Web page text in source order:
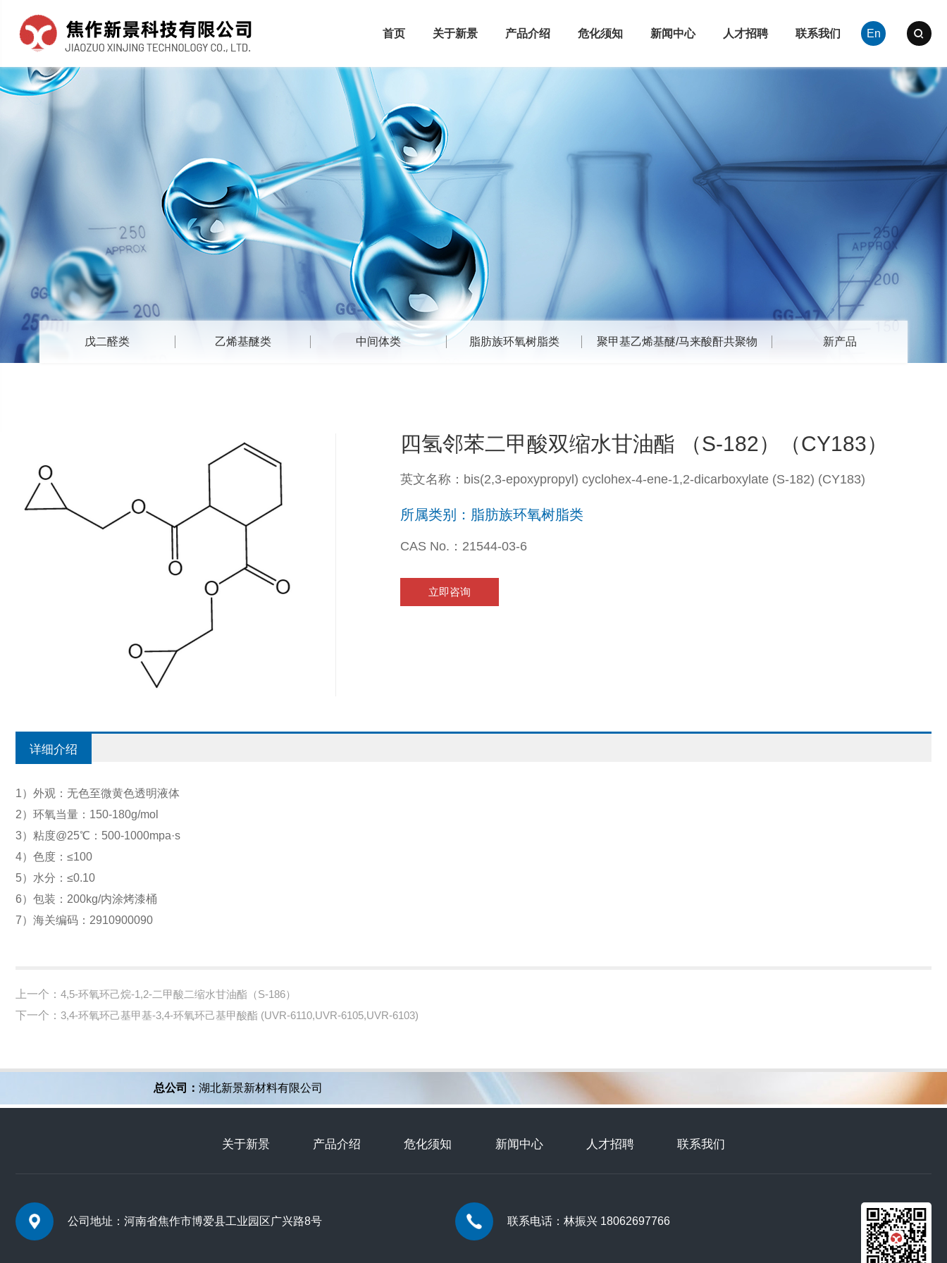
首页 关于新景 产品介绍 危化须知 新闻中心 人才招聘 联系我们 En
戊二醛类 乙烯基醚类 中间体类 脂肪族环氧树脂类 聚甲基乙烯基醚/马来酸酐共聚物 新产品
四氢邻苯二甲酸双缩水甘油酯 （S-182）（CY183）
英文名称：bis(2,3-epoxypropyl) cyclohex-4-ene-1,2-dicarboxylate (S-182) (CY183)
所属类别：脂肪族环氧树脂类
CAS No.：21544-03-6
立即咨询
详细介绍
1）外观：无色至微黄色透明液体
2）环氧当量：150-180g/mol
3）粘度@25℃：500-1000mpa·s
4）色度：≤100
5）水分：≤0.10
6）包装：200kg/内涂烤漆桶
7）海关编码：2910900090
上一个： 4,5-环氧环己烷-1,2-二甲酸二缩水甘油酯（S-186）
下一个： 3,4-环氧环己基甲基-3,4-环氧环己基甲酸酯 (UVR-6110,UVR-6105,UVR-6103)
总公司： 湖北新景新材料有限公司
关于新景 产品介绍 危化须知 新闻中心 人才招聘 联系我们
公司地址：河南省焦作市博爱县工业园区广兴路8号 联系电话：林振兴 18062697766